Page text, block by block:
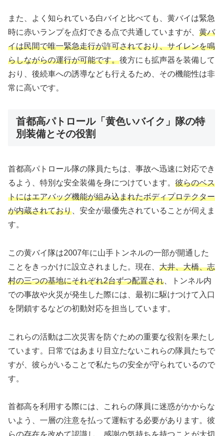
また、よく知られている白バイと比べても、黄バイは緊急
時に赤いランプを点灯できる点で共通していますが、 黄バ
イは民間で唯一緊急走行が許可されており、サイレンを鳴
らしながらの運行が可能です。後方にも拡声器を装備して
おり、後続車への誘導なども行えるため、その機能性は非
常に高いです。
首都高パトロール「黄色いバイク」隊の特
別装備とその役割
首都高パトロール隊の隊員たちは、事故へ迅速に対応でき
るよう、特別な安全装備を身につけています。 彼らのベス
トにはエアバッグ機能が組み込まれたボディプロテクター
が内蔵されており 、安全が最優先されていることが伺えま
す。
この黄バイ隊は2007年に山手トンネルの一部が開通した
ことをきっかけに設立されました。現在、 大井、大橋、志
村の三つの基地にそれぞれ2台ずつ配置され 、トンネル内
での事故や火災が発生した際には、最初に駆けつけて入口
を閉鎖するなどの初動対応を担当しています。
これらの活動は二次災害を防ぐための重要な役割を果たし
ています。日常ではあまり目立たないこれらの隊員たちで
すが、彼らがいることで私たちの安全が守られているので
す。
首都高を利用する際には、これらの隊員に迷惑がかからな
いよう、一層の注意を払って運転する必要があります。彼